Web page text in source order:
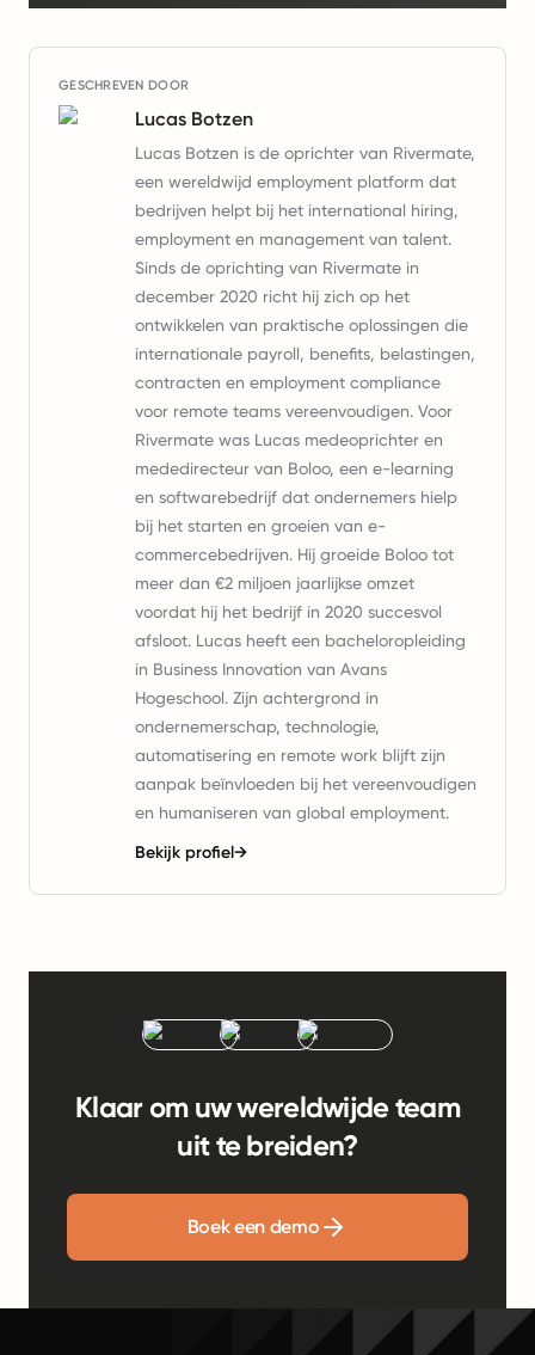
GESCHREVEN DOOR
Lucas Botzen
Lucas Botzen is de oprichter van Rivermate,
een wereldwijd employment platform dat
bedrijven helpt bij het international hiring,
employment en management van talent.
Sinds de oprichting van Rivermate in
december 2020 richt hij zich op het
ontwikkelen van praktische oplossingen die
internationale payroll, benefits, belastingen,
contracten en employment compliance
voor remote teams vereenvoudigen. Voor
Rivermate was Lucas medeoprichter en
mededirecteur van Boloo, een e-learning
en softwarebedrijf dat ondernemers hielp
bij het starten en groeien van e-
commercebedrijven. Hij groeide Boloo tot
meer dan €2 miljoen jaarlijkse omzet
voordat hij het bedrijf in 2020 succesvol
afsloot. Lucas heeft een bacheloropleiding
in Business Innovation van Avans
Hogeschool. Zijn achtergrond in
ondernemerschap, technologie,
automatisering en remote work blijft zijn
aanpak beïnvloeden bij het vereenvoudigen
en humaniseren van global employment.
Bekijk profiel→
Klaar om uw wereldwijde team
uit te breiden?
Boek een demo